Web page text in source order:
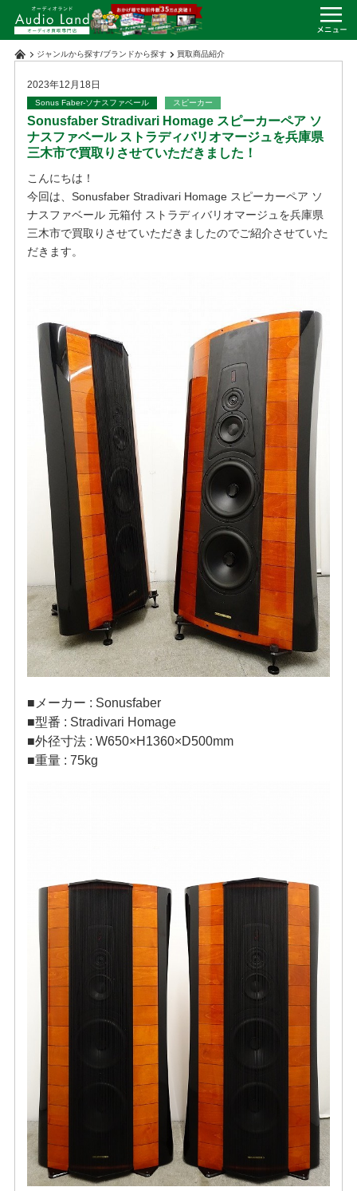
ジャンルから探す/ブランドから探す 買取商品紹介
2023年12月18日
Sonus Faber-ソナスファベール スピーカー
Sonusfaber Stradivari Homage スピーカーペア ソ
ナスファベール ストラディバリオマージュを兵庫県
三木市で買取りさせていただきました！
こんにちは！
今回は、Sonusfaber Stradivari Homage スピーカーペア ソ
ナスファベール 元箱付 ストラディバリオマージュを兵庫県
三木市で買取りさせていただきましたのでご紹介させていた
だきます。
■メーカー : Sonusfaber
■型番 : Stradivari Homage
■外径寸法 : W650×H1360×D500mm
■重量 : 75kg